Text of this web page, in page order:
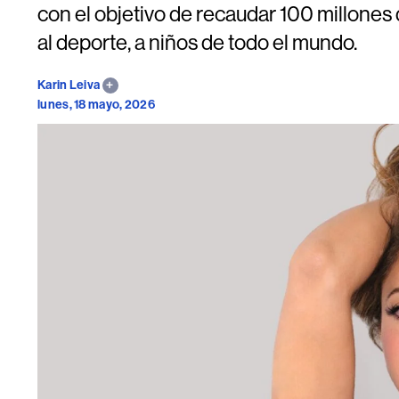
con el objetivo de recaudar 100
al deporte, a niños de todo el mundo.
Karin Leiva
lunes, 18 mayo, 2026